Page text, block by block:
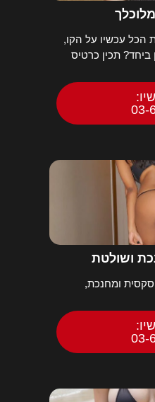
הכל עכשיו על הקו,
ביחד? תכין כרטיס
03-
ושולטת
ומחנכת,
03-